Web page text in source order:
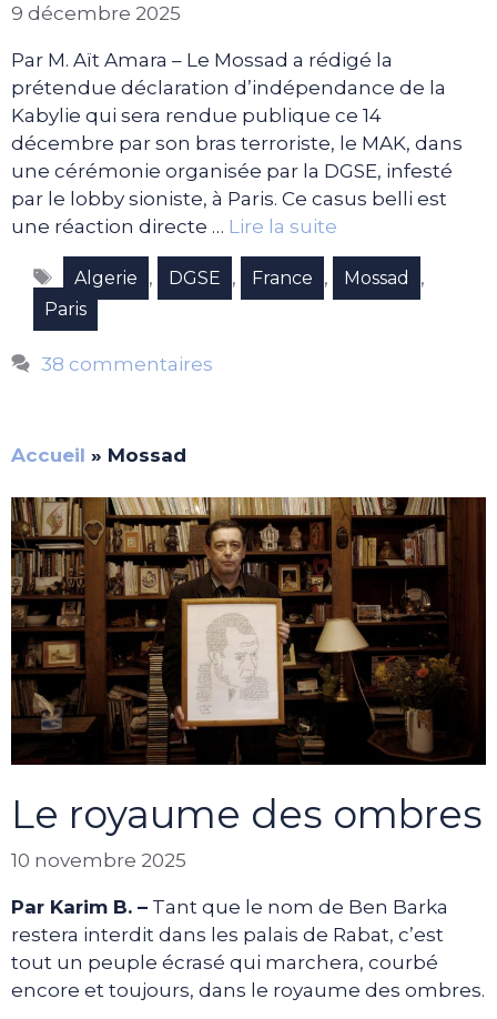
9 décembre 2025
Par M. Aït Amara – Le Mossad a rédigé la
prétendue déclaration d’indépendance de la
Kabylie qui sera rendue publique ce 14
décembre par son bras terroriste, le MAK, dans
une cérémonie organisée par la DGSE, infesté
par le lobby sioniste, à Paris. Ce casus belli est
une réaction directe … Lire la suite
Étiquettes
Algerie , DGSE , France , Mossad ,
Paris
38 commentaires
Accueil » Mossad
Le royaume des ombres
10 novembre 2025
Par Karim B. – Tant que le nom de Ben Barka
restera interdit dans les palais de Rabat, c’est
tout un peuple écrasé qui marchera, courbé
encore et toujours, dans le royaume des ombres.